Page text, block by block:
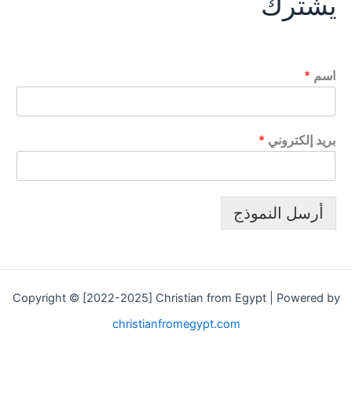
اسم*
بريد إلكتروني *
أرسل النموذج
Copyright © [2022-2025] Christian from Egypt | Powered by
christianfromegypt.com